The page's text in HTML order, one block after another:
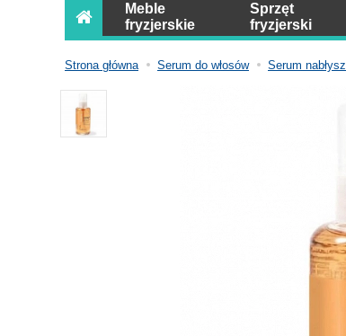
Meble
fryzjerskie
Sprzęt
fryzjerski
Strona główna Serum do włosów Serum